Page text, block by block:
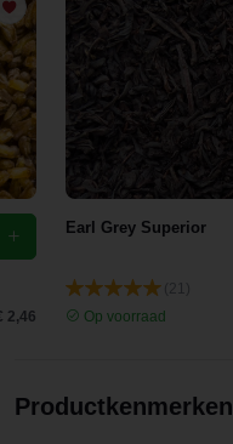
ontzettend
lekkere
2,46
Earl Grey Superior
Op voorraad
Productkenmerken